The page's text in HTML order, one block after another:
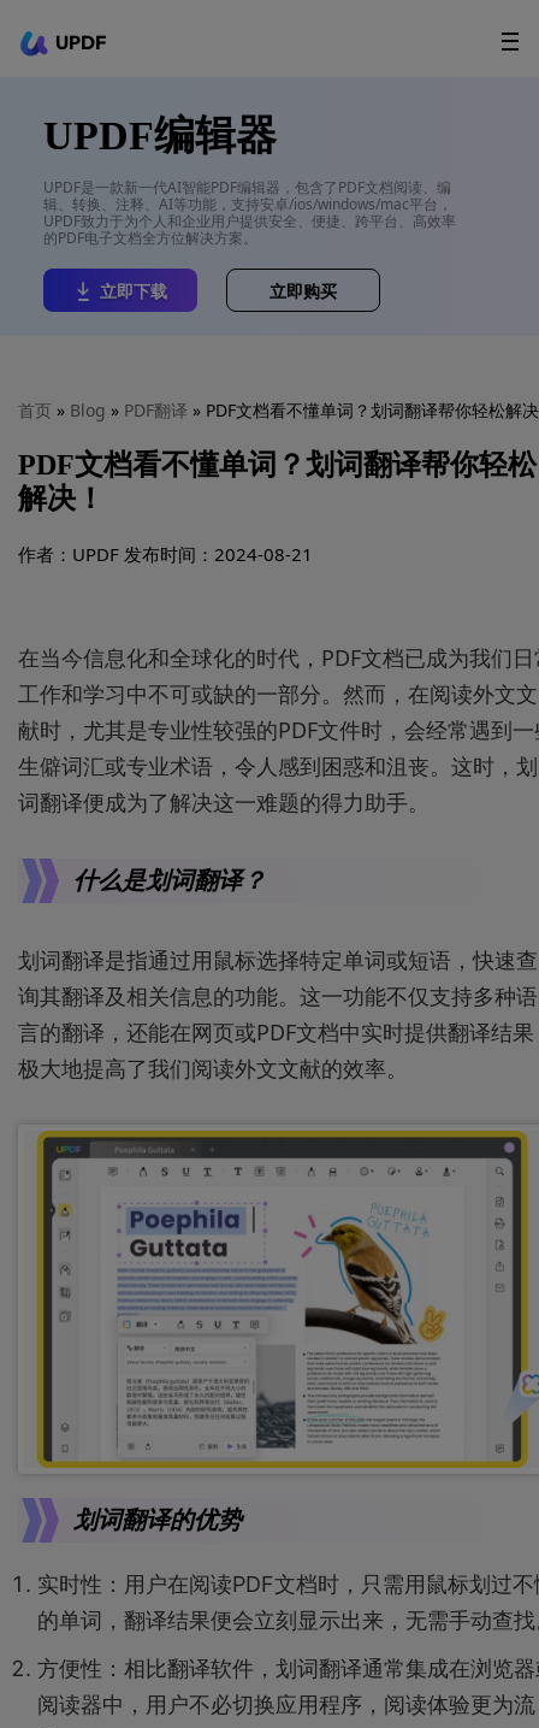
UPDF
AI Agents
用户指南
升级会员
UPDF编辑器
UPDF是一款新一代AI智能PDF编辑器，包含了PDF文档阅读、编
辑、转换、注释、AI等功能，支持安卓/ios/windows/mac平台，
UPDF致力于为个人和企业用户提供安全、便捷、跨平台、高效率
的PDF电子文档全方位解决方案。
立即下载 立即购买
首页 » Blog » PDF翻译 » PDF文档看不懂单词？划词翻译帮你轻松解
PDF文档看不懂单词？划词翻译帮你轻松
解决！
作者：UPDF 发布时间：2024-08-21
在当今信息化和全球化的时代，PDF文档已成为我们
工作和学习中不可或缺的一部分。然而，在阅读外文文
献时，尤其是专业性较强的PDF文件时，会经常遇到
生僻词汇或专业术语，令人感到困惑和沮丧。这时，划
词翻译便成为了解决这一难题的得力助手。
什么是划词翻译？
划词翻译是指通过用鼠标选择特定单词或短语，快速查
询其翻译及相关信息的功能。这一功能不仅支持多种语
言的翻译，还能在网页或PDF文档中实时提供翻译结
极大地提高了我们阅读外文文献的效率。
划词翻译的优势
实时性：用户在阅读PDF文档时，只需用鼠标划过不
的单词，翻译结果便会立刻显示出来，无需手动查
方便性：相比翻译软件，划词翻译通常集成在浏览
阅读器中，用户不必切换应用程序，阅读体验更为流